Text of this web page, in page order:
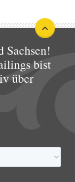
Sachsen!
bist
über